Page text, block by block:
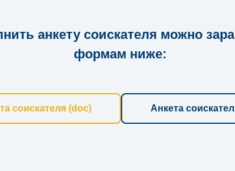
анкету соискателя можно
формам ниже:
соискателя (doc) Анкета